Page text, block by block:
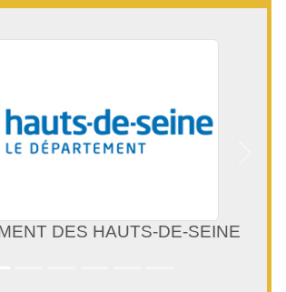
DES HAUTS-DE-SEINE